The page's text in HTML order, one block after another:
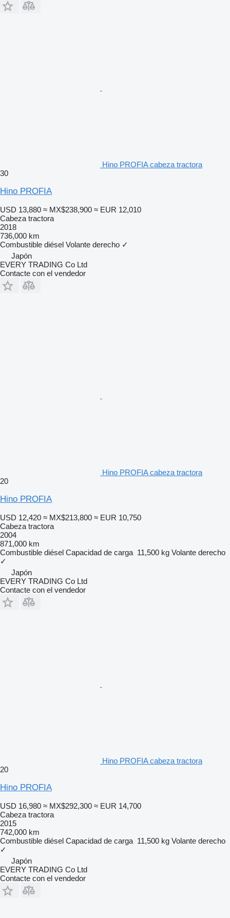
Hino PROFIA cabeza tractora
30
Hino PROFIA
USD 13,880 ≈ MX$238,900 ≈ EUR 12,010
Cabeza tractora
2018
736,000 km
Combustible diésel Volante derecho ✓
Japón
EVERY TRADING Co Ltd
Contacte con el vendedor
Hino PROFIA cabeza tractora
20
Hino PROFIA
USD 12,420 ≈ MX$213,800 ≈ EUR 10,750
Cabeza tractora
2004
871,000 km
Combustible diésel Capacidad de carga 11,500 kg Volante derecho
✓
Japón
EVERY TRADING Co Ltd
Contacte con el vendedor
Hino PROFIA cabeza tractora
20
Hino PROFIA
USD 16,980 ≈ MX$292,300 ≈ EUR 14,700
Cabeza tractora
2015
742,000 km
Combustible diésel Capacidad de carga 11,500 kg Volante derecho
✓
Japón
EVERY TRADING Co Ltd
Contacte con el vendedor